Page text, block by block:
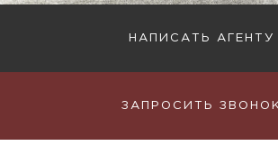
НАПИСАТЬ АГЕНТУ
ЗАПРОСИТЬ